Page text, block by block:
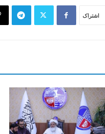
اشتراک